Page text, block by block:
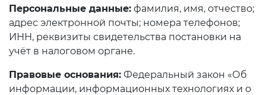
Персональные данные: фамилия, имя, отчество;
адрес электронной почты; номера телефонов;
ИНН, реквизиты свидетельства постановки на
учёт в налоговом органе.
Правовые основания: Федеральный закон «Об
информации, информационных технологиях и о